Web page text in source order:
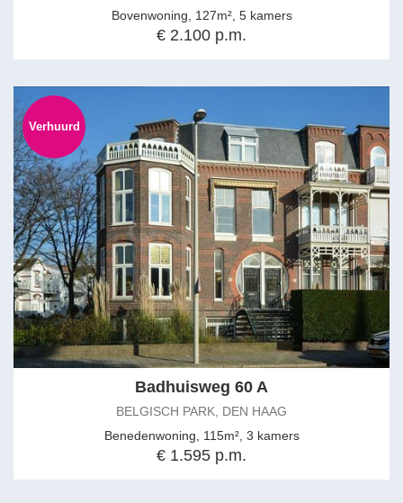
Bovenwoning, 127m², 5 kamers
€ 2.100 p.m.
Verhuurd
Badhuisweg 60 A
BELGISCH PARK, DEN HAAG
Benedenwoning, 115m², 3 kamers
€ 1.595 p.m.